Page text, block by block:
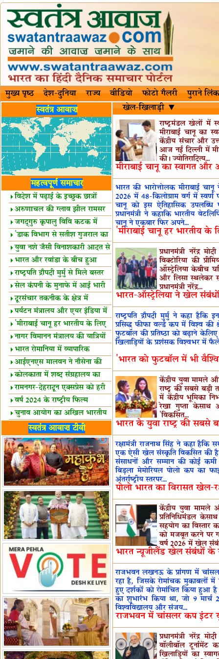
मुख्य पृष्ठ देश-दुनिया राज्य वीडियो फोटो गैलरी पुराने लिंक
स्वतंत्र आवाज़
महत्वपूर्ण समाचार
विदेश में पढ़ाई के इच्छुक छात्रों
केलिए खुशखबरी!
अरुणाचल की ग्लाव झील रामसर
स्थल घोषित
जगद्गुरु कृपालु विवि कटक में
शैक्षिक सत्र शुरू
'डाक विभाग से सतीश गुजराल का
रिश्ता गहरा'
युवा नशे जैसी विनाशकारी आदत से
दूर रहें-मोदी
भारत और रवांडा के बीच हुआ
व्यापार विस्तार
राष्ट्रपति द्रौपदी मुर्मु से मिले बस्तर
के प्रतिनिधि
सेल कंपनी के मुनाफे में आई भारी
उछाल!
दूरसंचार तकनीक के क्षेत्र में
उत्कृष्टता पुरस्कार
पर्यटन मंत्रालय और एयर इंडिया में
समझौता
'मीराबाई चानू हर भारतीय के लिए
प्रेरणा'
नागर विमानन मंत्रालय की यात्रियों
को सलाह
भारत रोमानिया में व्यापारिक
साझेदारियां
आईएनएस मालवन ने नौसेना की
ताकत बढ़ाई
कोलकाता में शब्द संग्रहालय का
उद्घाटन
रामनगर-देहरादून एक्सप्रेस को हरी
झंडीवर्ष 2024 के राष्ट्रीय फिल्म
पुरस्कारों की घोषणा
चुनाव आयोग का अखिल भारतीय
मीडिया सम्मेलन
भारत में केवड़े का अस्तित्‍व 24
लाख वर्ष!
लखनऊ में 'एक राष्ट्र एक चुनाव'
पर बैठक
विधानमंडल लोकतंत्र की पाठशाला
हैं-बिरला
'द वॉयस ऑफ जस्टिस: जस्टिस
गवई स्पीक्स'
राष्ट्रीय युद्ध स्मारक से 'शौर्य विजय
यात्रा' शुरू
भारत जापान में रक्षा संबंधों का
विस्तार
'एनसीसी को मजबूत करना राष्ट्रीय
जिम्मेदारी'
भारत-ऑस्ट्रेलिया ने खेल संबंधों का
जश्न मनाया
'भारत को फुटबॉल में भी वैश्विक
पहचान दिलाएं'
अल्पसंख्यक मंत्री ने की हज
नीति-2027 की घोषणा
राखीगढ़ी में मिले मानव कंकाल
अवशेष
राष्ट्रपति ने कूनो उद्यान में चीता
प्रबंधन देखा
स्वतंत्र आवाज़ टीवी
खेल-खिलाड़ी ▼
राष्ट्रमंडल खेलों में
मीराबाई चानू का
केंद्रीय संचार और
आज नई दिल्ली में
की। ज्योतिरादित्य...
मीराबाई चानू का स्वागत और
भारत की भारोत्तोलक मीराबाई
2026 में 48-किलोग्राम वर्ग में स्वर्ण
चानू को इस ऐतिहासिक
प्रधानमंत्री ने कहाकि भारतीय
चानू ने एकबार फिर अपने...
'मीराबाई चानू हर भारतीय के
प्रधानमंत्री नरेंद्र
विक्टोरिया की
ऑस्ट्रेलिया केबीच
और लिसा स्थलेकर
प्रधानमंत्री नरेंद्र...
भारत-ऑस्ट्रेलिया ने खेल
राष्ट्रपति द्रौपदी मुर्मु ने कहा
प्रसिद्ध फीफा वर्ल्‍ड कप में विश्व
फुटबॉल की प्रतिष्ठा को बढ़ाने
खिलाड़ियों के प्रशंसक विश्वभर में फैले
'भारत को फुटबॉल में भी
केंद्रीय युवा मामले
राष्ट्र की सबसे बड़ी
में केंद्रीय भूमिका
रेखा गुप्ता केसाथ
'विकसित...
भारत के युवा राष्ट्र की सबसे
रक्षामंत्री राजनाथ सिंह ने कहा
एक ऐसी खेल संस्कृति विकसित की
संसाधनों और सम्मान की कोई कमी
बिड़ला मेमोरियल पोलो कप का
अंतर्राष्ट्रीय स्तरपर...
पोलो भारत का विरासत खेल-
केंद्रीय युवा
प्रतिनिधिमंडल
सहयोग का विस्तार
को मजबूत करने पर
वर्ष 2026 में खेल
भारत न्यूजीलैंड खेल संबंधों के
राजभवन लखनऊ के प्रांगण में चांसलर
रहा है, जिसके रोमांचक मुकाबलों में
हुए दर्शकों को रोमांचित किया हुआ
का शुभारंभ किया था, जो 9
विश्वविद्यालय और संजय...
राजभवन में चांसलर कप इंटर
प्रधानमंत्री नरेंद्र
वॉलीबॉल टूर्नामेंट
खिलाड़ियों का